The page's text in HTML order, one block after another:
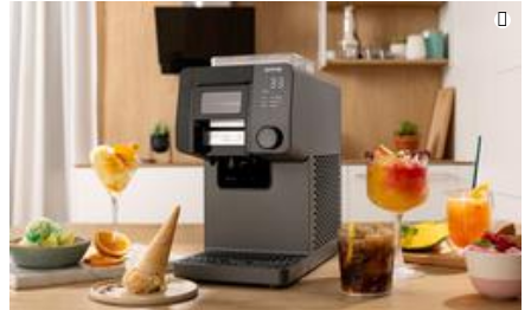
apartma #video